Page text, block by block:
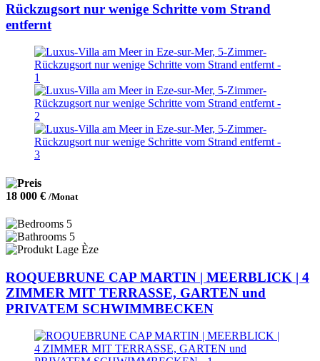
Rückzugsort nur wenige Schritte vom Strand
entfernt
18 000 € /Monat
5
5
Èze
ROQUEBRUNE CAP MARTIN | MEERBLICK | 4
ZIMMER MIT TERRASSE, GARTEN und
PRIVATEM SCHWIMMBECKEN